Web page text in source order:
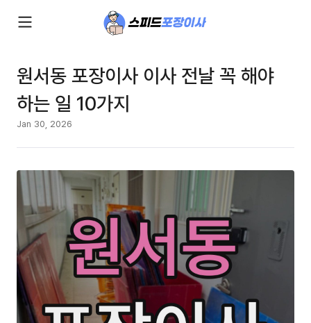
원서동 포장이사 이사 전날 꼭 해야
하는 일 10가지
Jan 30, 2026